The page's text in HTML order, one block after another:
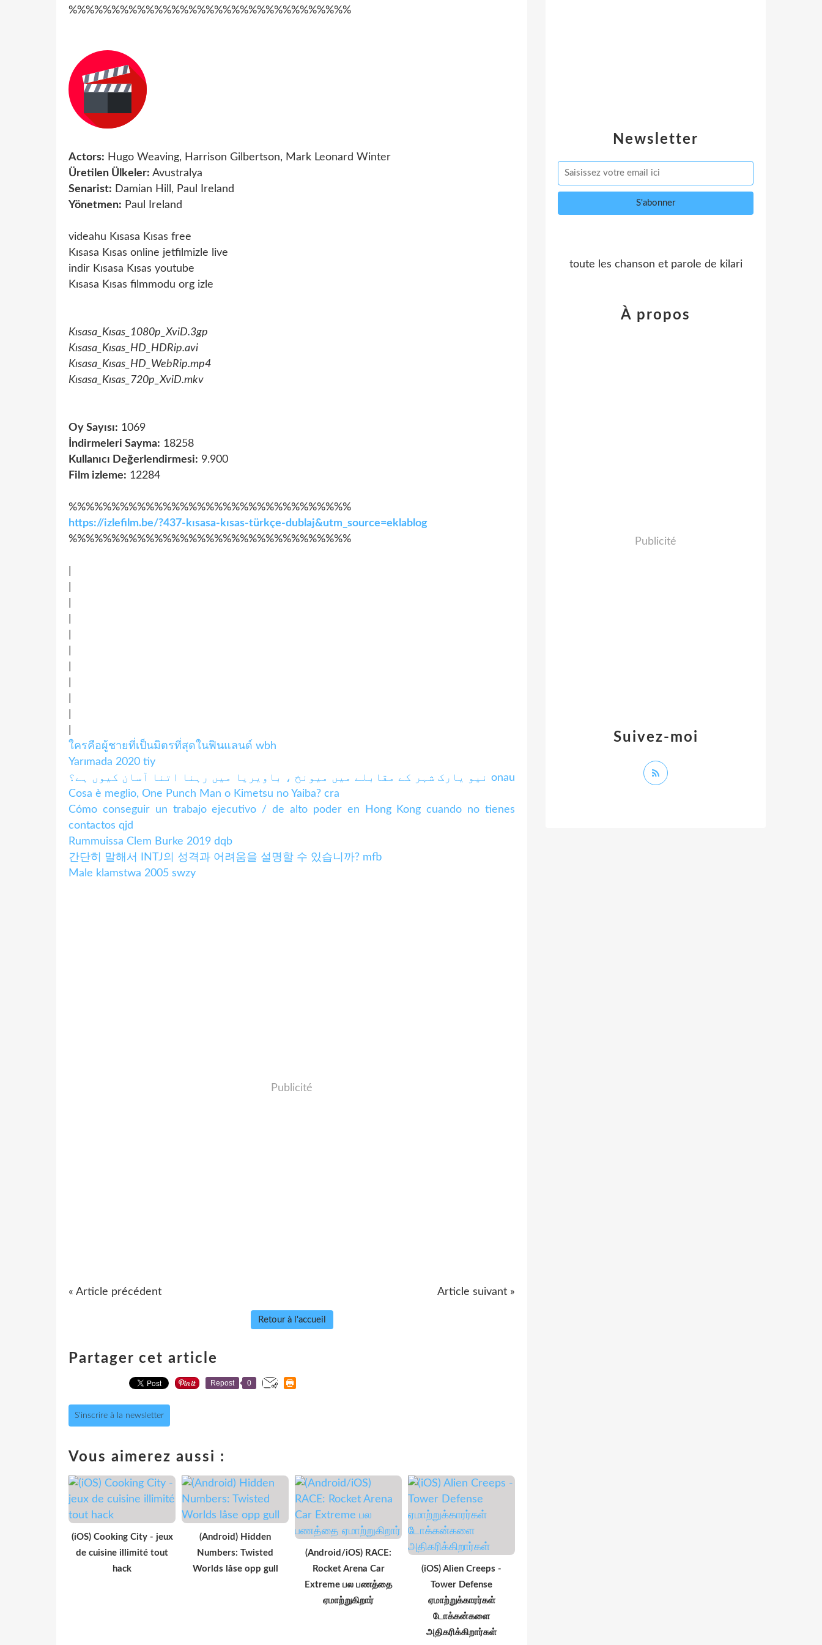
%%%%%%%%%%%%%%%%%%%%%%%%%%%%%%%%%
Actors: Hugo Weaving, Harrison Gilbertson, Mark Leonard Winter
Üretilen Ülkeler: Avustralya
Senarist: Damian Hill, Paul Ireland
Yönetmen: Paul Ireland
videahu Kısasa Kısas free
Kısasa Kısas online jetfilmizle live
indir Kısasa Kısas youtube
Kısasa Kısas filmmodu org izle
Kısasa_Kısas_1080p_XviD.3gp
Kısasa_Kısas_HD_HDRip.avi
Kısasa_Kısas_HD_WebRip.mp4
Kısasa_Kısas_720p_XviD.mkv
Oy Sayısı: 1069
İndirmeleri Sayma: 18258
Kullanıcı Değerlendirmesi: 9.900
Film izleme: 12284
%%%%%%%%%%%%%%%%%%%%%%%%%%%%%%%%%
https://izlefilm.be/?437-kısasa-kısas-türkçe-dublaj&utm_source=eklablog
%%%%%%%%%%%%%%%%%%%%%%%%%%%%%%%%%
ใครคือผู้ชายที่เป็นมิตรที่สุดในฟินแลนด์ wbh
Yarımada 2020 tiy
نیو یارک شہر کے مقابلے میں میونخ ، باویریا میں رہنا اتنا آسان کیوں ہے؟ onau
Cosa è meglio, One Punch Man o Kimetsu no Yaiba? cra
Cómo conseguir un trabajo ejecutivo / de alto poder en Hong Kong cuando no tienes
contactos qjd
Rummuissa Clem Burke 2019 dqb
간단히 말해서 INTJ의 성격과 어려움을 설명할 수 있습니까? mfb
Male klamstwa 2005 swzy
Publicité
« Article précédent Article suivant »
Retour à l'accueil
Partager cet article
Repost 0
S'inscrire à la newsletter
Vous aimerez aussi :
(iOS) Cooking City - jeux
de cuisine illimité tout
hack
(Android) Hidden
Numbers: Twisted
Worlds låse opp gull
(Android/iOS) RACE:
Rocket Arena Car
Extreme பல பணத்தை
ஏமாற்றுகிறார்
(iOS) Alien Creeps -
Tower Defense
ஏமாற்றுக்காரர்கள்
டோக்கன்களை
அதிகரிக்கிறார்கள்
Newsletter
toute les chanson et parole de kilari
Suivez-moi
À propos
Publicité